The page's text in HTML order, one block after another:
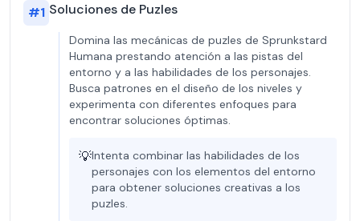
#1 Soluciones de Puzles
Domina las mecánicas de puzles de Sprunkstard
Humana prestando atención a las pistas del
entorno y a las habilidades de los personajes.
Busca patrones en el diseño de los niveles y
experimenta con diferentes enfoques para
encontrar soluciones óptimas.
💡Intenta combinar las habilidades de los
personajes con los elementos del entorno
para obtener soluciones creativas a los
puzles.